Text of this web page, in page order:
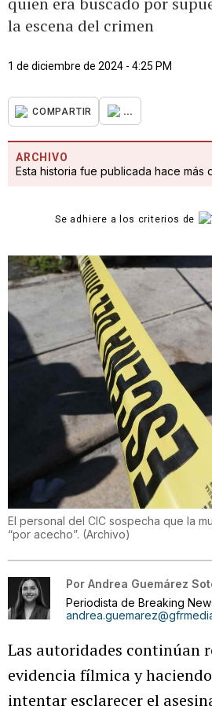
la escena del crimen
1 de diciembre de 2024 - 4:25 PM
COMPARTIR ...
ARCHIVO
Esta historia fue publicada hace más
Se adhiere a los criterios de
El personal del CIC sospecha que la
“por acecho”. (Archivo)
Por Andrea Guemárez
Periodista de Breaking
Las autoridades continúan
evidencia fílmica y
intentar esclarecer el